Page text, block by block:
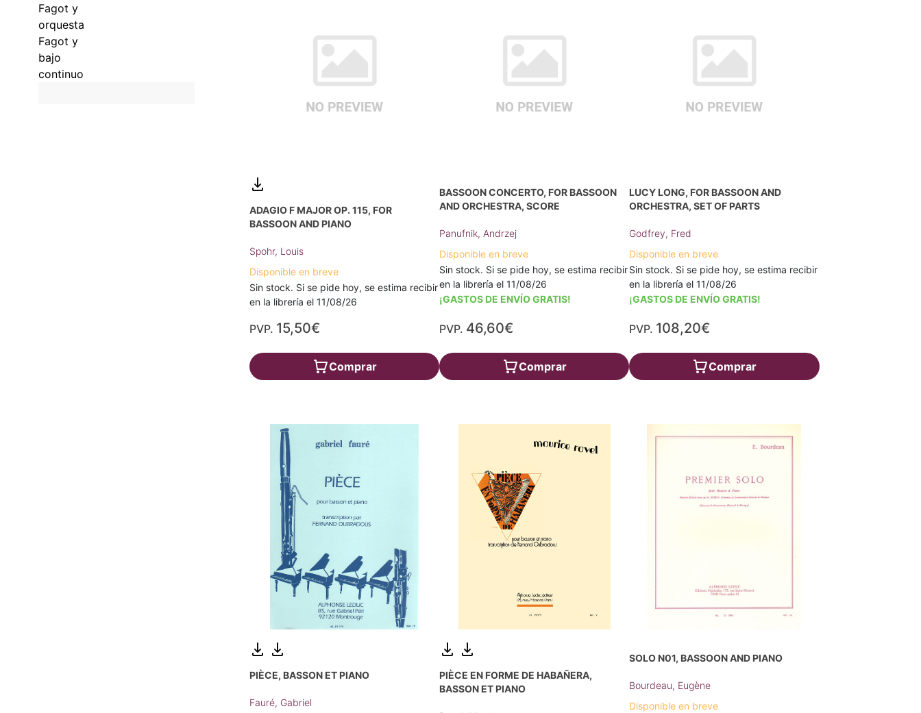
Fagot y
orquesta
Fagot y
bajo
continuo
ADAGIO F MAJOR OP. 115, FOR
BASSOON AND PIANO
Spohr, Louis
Disponible en breve
Sin stock. Si se pide hoy, se estima recibir
en la librería el 11/08/26
PVP. 15,50€
Comprar
BASSOON CONCERTO, FOR BASSOON
AND ORCHESTRA, SCORE
Panufnik, Andrzej
Disponible en breve
Sin stock. Si se pide hoy, se estima recibir
en la librería el 11/08/26
¡GASTOS DE ENVÍO GRATIS!
PVP. 46,60€
Comprar
LUCY LONG, FOR BASSOON AND
ORCHESTRA, SET OF PARTS
Godfrey, Fred
Disponible en breve
Sin stock. Si se pide hoy, se estima recibir
en la librería el 11/08/26
¡GASTOS DE ENVÍO GRATIS!
PVP. 108,20€
Comprar
PIÈCE, BASSON ET PIANO
Fauré, Gabriel
PIÈCE EN FORME DE HABAÑERA,
BASSON ET PIANO
SOLO N01, BASSOON AND PIANO
Bourdeau, Eugène
Disponible en breve